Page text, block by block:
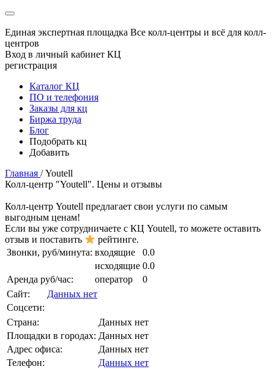
Единая экспертная площадка Все колл-центры и всё для колл-
центров
Вход в личный кабинет КЦ
регистрация
Каталог КЦ
ПО и телефония
Заказы для кц
Биржа труда
Блог
Подобрать кц
Добавить
Главная / Youtell
Колл-центр "Youtell". Цены и отзывы
Колл-центр Youtell предлагает свои услуги по самым
выгодным ценам!
Если вы уже сотрудничаете с КЦ Youtell, то можете оставить
отзыв и поставить
рейтинге.
Звонки, руб/минута: входящие
0.0
исходящие 0.0
Аренда руб/час:
оператор
0
Сайт:
Данных нет
Соцсети:
Страна:
Данных нет
Площадки в городах: Данных нет
Адрес офиса:
Данных нет
Телефон:
Данных нет